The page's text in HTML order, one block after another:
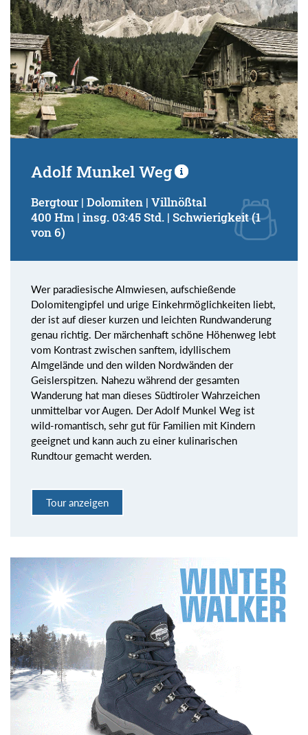
von
bis
Suchbegriff:
Adolf Munkel Weg
Bergtour | Dolomiten | Villnößtal
400 Hm | insg. 03:45 Std. | Schwierigkeit (1
von 6)
Wer paradiesische Almwiesen, aufschießende
Dolomitengipfel und urige Einkehrmöglichkeiten liebt,
der ist auf dieser kurzen und leichten Rundwanderung
genau richtig. Der märchenhaft schöne Höhenweg lebt
vom Kontrast zwischen sanftem, idyllischem
Almgelände und den wilden Nordwänden der
Geislerspitzen. Nahezu während der gesamten
Wanderung hat man dieses Südtiroler Wahrzeichen
unmittelbar vor Augen. Der Adolf Munkel Weg ist
wild-romantisch, sehr gut für Familien mit Kindern
geeignet und kann auch zu einer kulinarischen
Rundtour gemacht werden.
Tour anzeigen